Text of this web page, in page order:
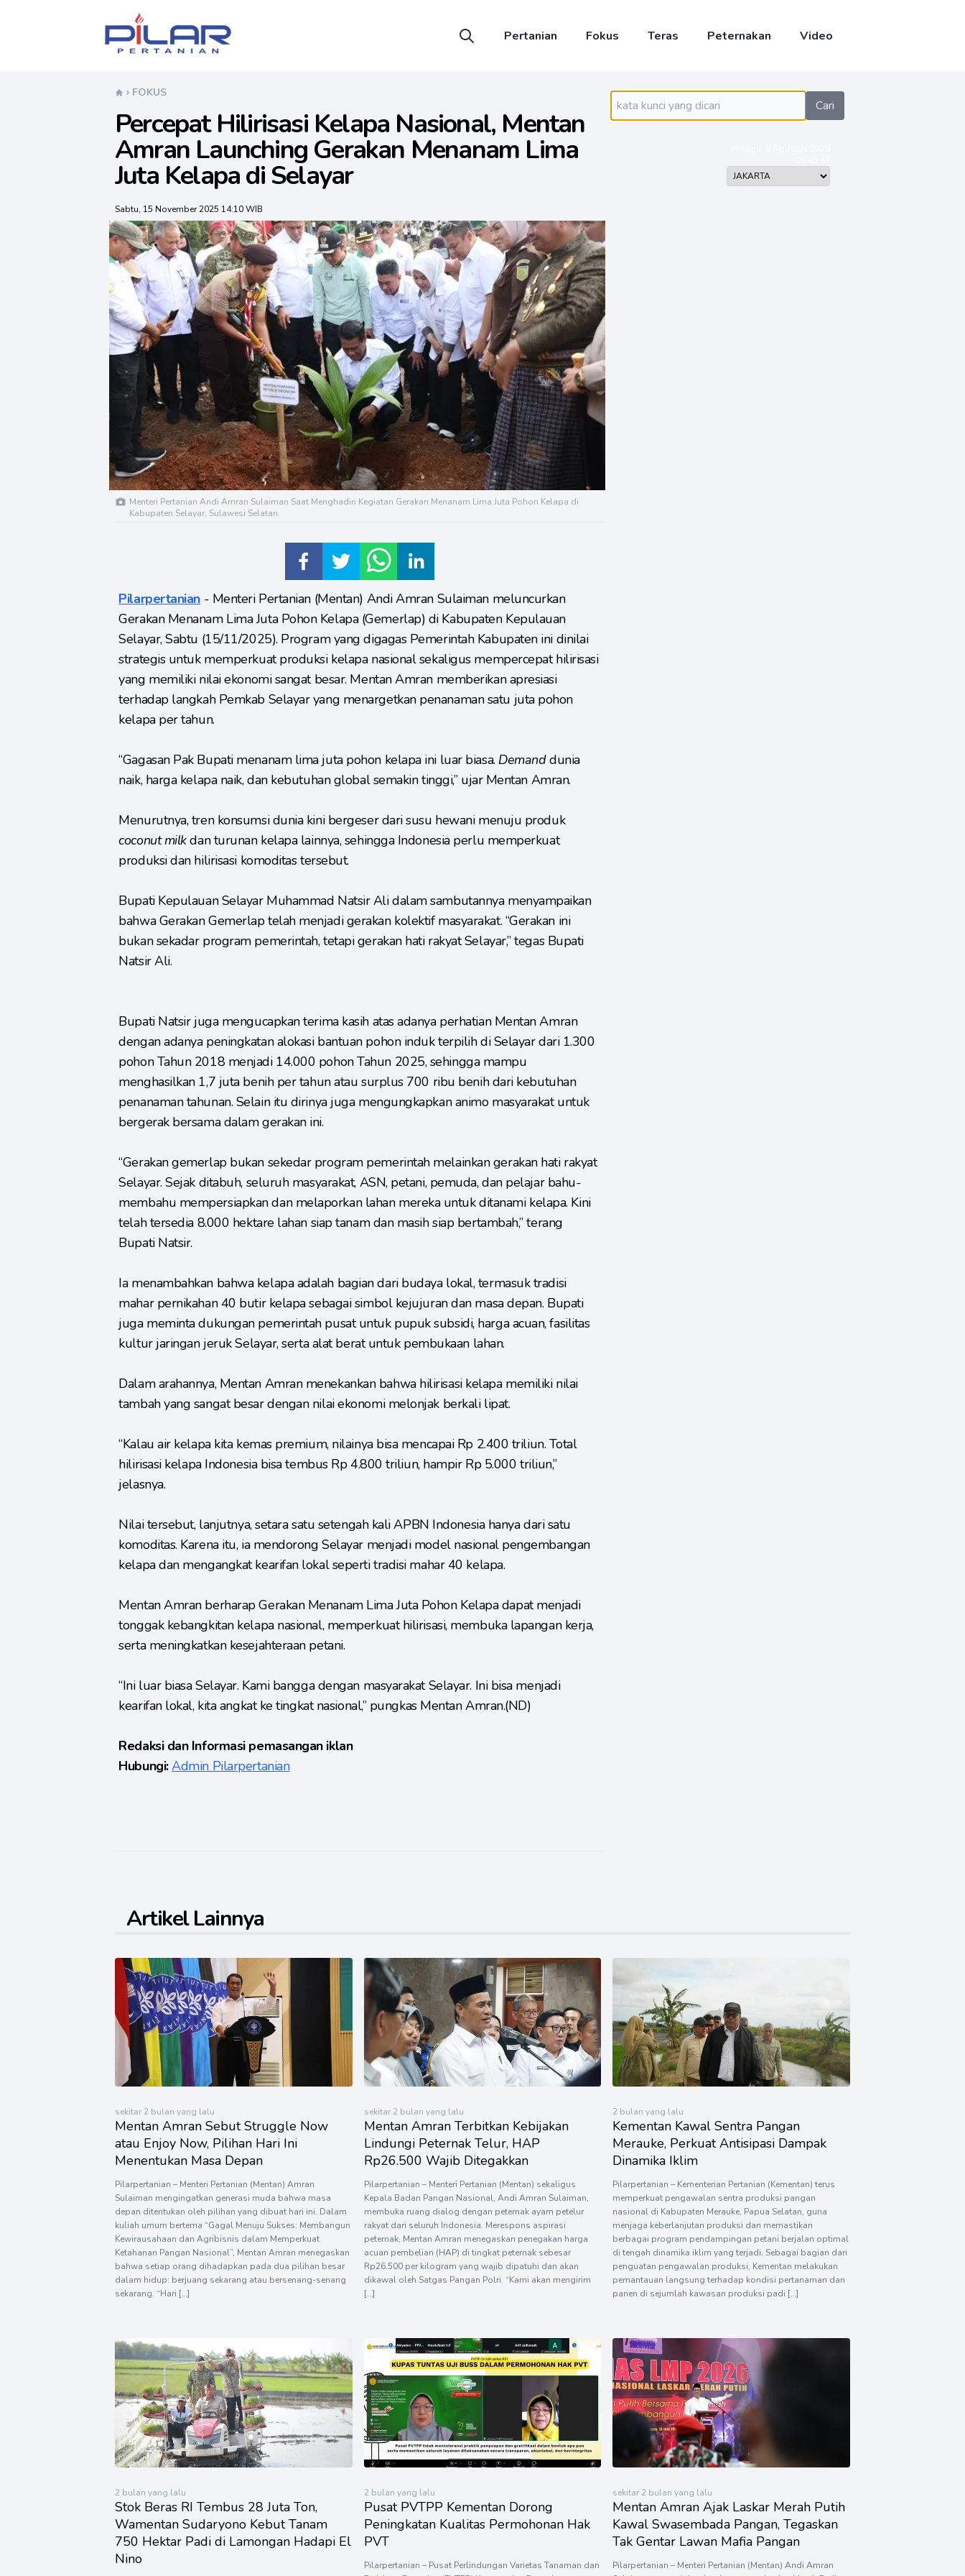
Pilar Pertanian
Pertanian
Fokus Teras Peternakan Video
FOKUS
Percepat Hilirisasi Kelapa Nasional, Mentan
Amran Launching Gerakan Menanam Lima
Juta Kelapa di Selayar
Sabtu, 15 November 2025 14:10 WIB
Menteri Pertanian Andi Amran Sulaiman Saat Menghadiri Kegiatan Gerakan Menanam Lima Juta Pohon Kelapa di
Kabupaten Selayar, Sulawesi Selatan.
Pilarpertanian - Menteri Pertanian (Mentan) Andi Amran Sulaiman meluncurkan
Gerakan Menanam Lima Juta Pohon Kelapa (Gemerlap) di Kabupaten Kepulauan
Selayar, Sabtu (15/11/2025). Program yang digagas Pemerintah Kabupaten ini dinilai
strategis untuk memperkuat produksi kelapa nasional sekaligus mempercepat hilirisasi
yang memiliki nilai ekonomi sangat besar. Mentan Amran memberikan apresiasi
terhadap langkah Pemkab Selayar yang menargetkan penanaman satu juta pohon
kelapa per tahun.
“Gagasan Pak Bupati menanam lima juta pohon kelapa ini luar biasa. Demanddunia
naik, harga kelapa naik, dan kebutuhan global semakin tinggi,” ujar Mentan Amran.
Menurutnya, tren konsumsi dunia kini bergeser dari susu hewani menuju produk
coconut milkdan turunan kelapa lainnya, sehingga Indonesia perlu memperkuat
produksi dan hilirisasi komoditas tersebut.
Bupati Kepulauan Selayar Muhammad Natsir Ali dalam sambutannya menyampaikan
bahwa Gerakan Gemerlap telah menjadi gerakan kolektif masyarakat. “Gerakan ini
bukan sekadar program pemerintah, tetapi gerakan hati rakyat Selayar,” tegas Bupati
Natsir Ali.
Bupati Natsir juga mengucapkan terima kasih atas adanya perhatian Mentan Amran
dengan adanya peningkatan alokasi bantuan pohon induk terpilih di Selayar dari 1.300
pohon Tahun 2018 menjadi 14.000 pohon Tahun 2025, sehingga mampu
menghasilkan 1,7 juta benih per tahun atau surplus 700 ribu benih dari kebutuhan
penanaman tahunan. Selain itu dirinya juga mengungkapkan animo masyarakat untuk
bergerak bersama dalam gerakan ini.
“Gerakan gemerlap bukan sekedar program pemerintah melainkan gerakan hati rakyat
Selayar. Sejak ditabuh, seluruh masyarakat, ASN, petani, pemuda, dan pelajar bahu-
membahu mempersiapkan dan melaporkan lahan mereka untuk ditanami kelapa. Kini
telah tersedia 8.000 hektare lahan siap tanam dan masih siap bertambah,” terang
Bupati Natsir.
Ia menambahkan bahwa kelapa adalah bagian dari budaya lokal, termasuk tradisi
mahar pernikahan 40 butir kelapa sebagai simbol kejujuran dan masa depan. Bupati
juga meminta dukungan pemerintah pusat untuk pupuk subsidi, harga acuan, fasilitas
kultur jaringan jeruk Selayar, serta alat berat untuk pembukaan lahan.
Dalam arahannya, Mentan Amran menekankan bahwa hilirisasi kelapa memiliki nilai
tambah yang sangat besar dengan nilai ekonomi melonjak berkali lipat.
“Kalau air kelapa kita kemas premium, nilainya bisa mencapai Rp 2.400 triliun. Total
hilirisasi kelapa Indonesia bisa tembus Rp 4.800 triliun, hampir Rp 5.000 triliun,”
jelasnya.
Nilai tersebut, lanjutnya, setara satu setengah kali APBN Indonesia hanya dari satu
komoditas. Karena itu, ia mendorong Selayar menjadi model nasional pengembangan
kelapa dan mengangkat kearifan lokal seperti tradisi mahar 40 kelapa.
Mentan Amran berharap Gerakan Menanam Lima Juta Pohon Kelapa dapat menjadi
tonggak kebangkitan kelapa nasional, memperkuat hilirisasi, membuka lapangan kerja,
serta meningkatkan kesejahteraan petani.
“Ini luar biasa Selayar. Kami bangga dengan masyarakat Selayar. Ini bisa menjadi
kearifan lokal, kita angkat ke tingkat nasional,” pungkas Mentan Amran.(ND)
Redaksi dan Informasi pemasangan iklan
Hubungi:Admin Pilarpertanian
Cari
Artikel Lainnya
sekitar 2 bulan yang lalu
Mentan Amran Sebut Struggle Now
atau Enjoy Now, Pilihan Hari Ini
Menentukan Masa Depan
Pilarpertanian – Menteri Pertanian (Mentan) Amran
Sulaiman mengingatkan generasi muda bahwa masa
depan ditentukan oleh pilihan yang dibuat hari ini. Dalam
kuliah umum bertema “Gagal Menuju Sukses: Membangun
Kewirausahaan dan Agribisnis dalam Memperkuat
Ketahanan Pangan Nasional”, Mentan Amran menegaskan
bahwa setiap orang dihadapkan pada dua pilihan besar
dalam hidup: berjuang sekarang atau bersenang-senang
sekarang. “Hari […]
sekitar 2 bulan yang lalu
Mentan Amran Terbitkan Kebijakan
Lindungi Peternak Telur, HAP
Rp26.500 Wajib Ditegakkan
Pilarpertanian – Menteri Pertanian (Mentan) sekaligus
Kepala Badan Pangan Nasional, Andi Amran Sulaiman,
membuka ruang dialog dengan peternak ayam petelur
rakyat dari seluruh Indonesia. Merespons aspirasi
peternak, Mentan Amran menegaskan penegakan harga
acuan pembelian (HAP) di tingkat peternak sebesar
Rp26.500 per kilogram yang wajib dipatuhi dan akan
dikawal oleh Satgas Pangan Polri. “Kami akan mengirim
[…]
2 bulan yang lalu
Kementan Kawal Sentra Pangan
Merauke, Perkuat Antisipasi Dampak
Dinamika Iklim
Pilarpertanian – Kementerian Pertanian (Kementan) terus
memperkuat pengawalan sentra produksi pangan
nasional di Kabupaten Merauke, Papua Selatan, guna
menjaga keberlanjutan produksi dan memastikan
berbagai program pendampingan petani berjalan optimal
di tengah dinamika iklim yang terjadi. Sebagai bagian dari
penguatan pengawalan produksi, Kementan melakukan
pemantauan langsung terhadap kondisi pertanaman dan
panen di sejumlah kawasan produksi padi […]
2 bulan yang lalu
Stok Beras RI Tembus 28 Juta Ton,
Wamentan Sudaryono Kebut Tanam
750 Hektar Padi di Lamongan Hadapi El
Nino
2 bulan yang lalu
Pusat PVTPP Kementan Dorong
Peningkatan Kualitas Permohonan Hak
PVT
Pilarpertanian – Pusat Perlindungan Varietas Tanaman dan
sekitar 2 bulan yang lalu
Mentan Amran Ajak Laskar Merah Putih
Kawal Swasembada Pangan, Tegaskan
Tak Gentar Lawan Mafia Pangan
Pilarpertanian – Menteri Pertanian (Mentan) Andi Amran